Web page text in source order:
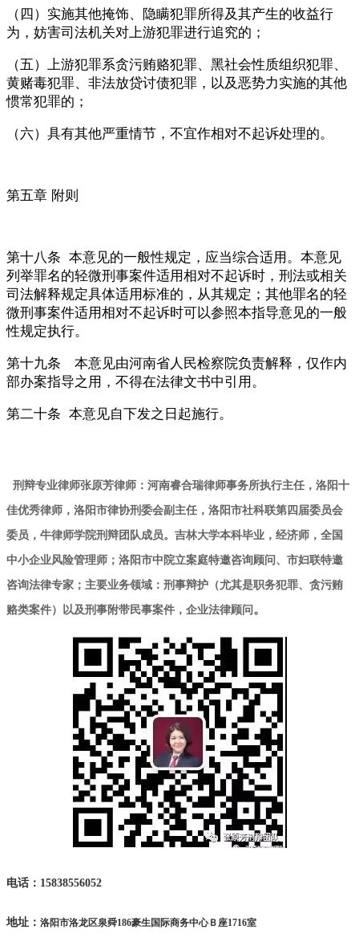
（四）实施其他掩饰、隐瞒犯罪所得及其产生的收益行
为，妨害司法机关对上游犯罪进行追究的；
（五）上游犯罪系贪污贿赂犯罪、黑社会性质组织犯罪、
黄赌毒犯罪、非法放贷讨债犯罪，以及恶势力实施的其他
惯常犯罪的；
（六）具有其他严重情节，不宜作相对不起诉处理的。
第五章 附则
第十八条 本意见的一般性规定，应当综合适用。本意见
列举罪名的轻微刑事案件适用相对不起诉时，刑法或相关
司法解释规定具体适用标准的，从其规定；其他罪名的轻
微刑事案件适用相对不起诉时可以参照本指导意见的一般
性规定执行。
第十九条 本意见由河南省人民检察院负责解释，仅作内
部办案指导之用，不得在法律文书中引用。
第二十条 本意见自下发之日起施行。
刑辩专业律师张原芳律师：河南睿合瑞律师事务所执行主任，洛阳十
佳优秀律师，洛阳市律协刑委会副主任，洛阳市社科联第四届委员会
委员，牛律师学院刑辩团队成员。吉林大学本科毕业，经济师，全国
中小企业风险管理师；洛阳市中院立案庭特邀咨询顾问、市妇联特邀
咨询法律专家；主要业务领域：刑事辩护（尤其是职务犯罪、贪污贿
赂类案件）以及刑事附带民事案件，企业法律顾问 。
电话：15838556052
地址： 洛阳市洛龙区泉舜186豪生国际商务中心Ｂ座1716室